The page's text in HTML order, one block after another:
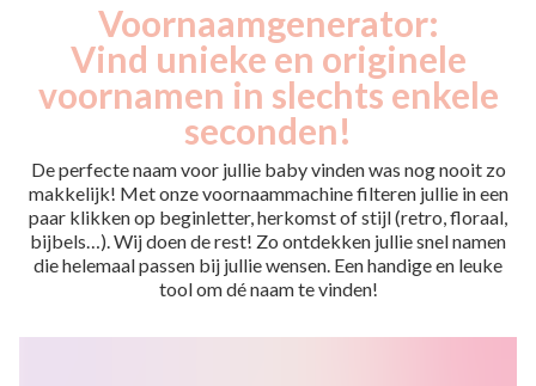
Voornaamgenerator:
Vind unieke en originele
voornamen in slechts enkele
seconden!
De perfecte naam voor jullie baby vinden was nog nooit zo
makkelijk! Met onze voornaammachine filteren jullie in een
paar klikken op beginletter, herkomst of stijl (retro, floraal,
bijbels…). Wij doen de rest! Zo ontdekken jullie snel namen
die helemaal passen bij jullie wensen. Een handige en leuke
tool om dé naam te vinden!